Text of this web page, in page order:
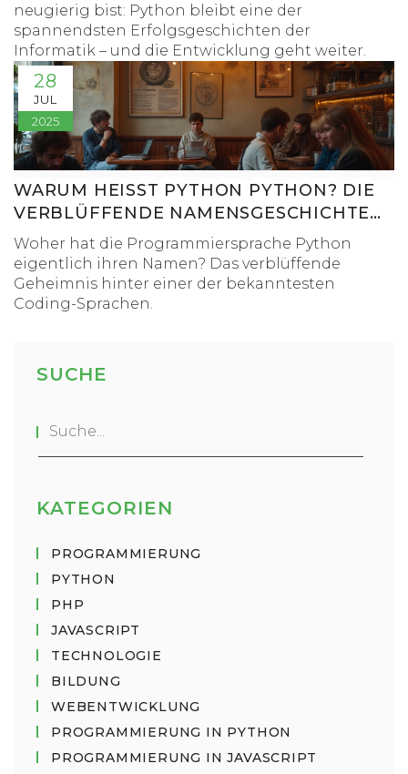
neugierig bist: Python bleibt eine der
spannendsten Erfolgsgeschichten der
Informatik – und die Entwicklung geht weiter.
28
JUL
2025
WARUM HEISST PYTHON PYTHON? DIE V
ERBLÜFFENDE NAMENSGESCHICHTE D
ER PROGRAMMIERSPRACHE
Woher hat die Programmiersprache Python
eigentlich ihren Namen? Das verblüffende
Geheimnis hinter einer der bekanntesten
Coding-Sprachen.
SUCHE
KATEGORIEN
PROGRAMMIERUNG
PYTHON
PHP
JAVASCRIPT
TECHNOLOGIE
BILDUNG
WEBENTWICKLUNG
PROGRAMMIERUNG IN PYTHON
PROGRAMMIERUNG IN JAVASCRIPT